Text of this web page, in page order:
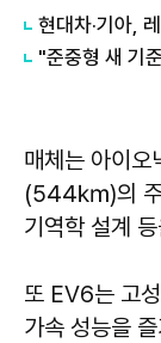
현대차·기아,
"준중형 새 기
매체는 아이
(544㎞)의 주
기역학 설계
또 EV6는 고
가속 성능을